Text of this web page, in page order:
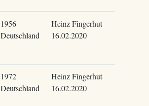
1956
Deutschland
Heinz Fingerhut
16.02.2020
1972
Deutschland
Heinz Fingerhut
16.02.2020